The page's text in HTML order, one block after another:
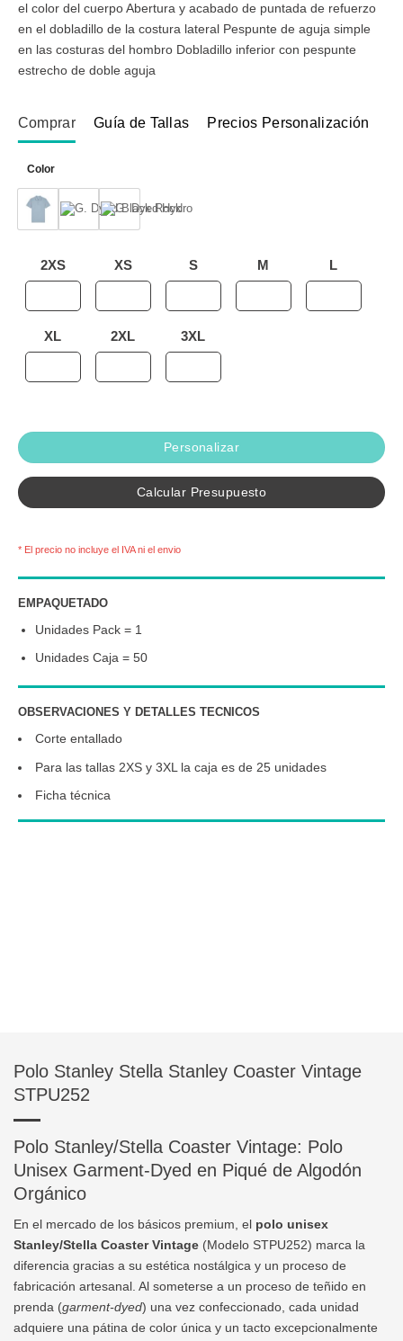
el color del cuerpo Abertura y acabado de puntada de refuerzo
en el dobladillo de la costura lateral Pespunte de aguja simple
en las costuras del hombro Dobladillo inferior con pespunte
estrecho de doble aguja
Comprar Guía de Tallas Precios Personalización
Color
2XS XS S M L
XL 2XL 3XL
Personalizar
Calcular Presupuesto
* El precio no incluye el IVA ni el envio
EMPAQUETADO
Unidades Pack = 1
Unidades Caja = 50
OBSERVACIONES Y DETALLES TECNICOS
Corte entallado
Para las tallas 2XS y 3XL la caja es de 25 unidades
Ficha técnica
Polo Stanley Stella Stanley Coaster Vintage
STPU252
Polo Stanley/Stella Coaster Vintage: Polo
Unisex Garment-Dyed en Piqué de Algodón
Orgánico
En el mercado de los básicos premium, el polo unisex
Stanley/Stella Coaster Vintage (Modelo STPU252) marca la
diferencia gracias a su estética nostálgica y un proceso de
fabricación artesanal. Al someterse a un proceso de teñido en
prenda (garment-dyed) una vez confeccionado, cada unidad
adquiere una pátina de color única y un tacto excepcionalmente